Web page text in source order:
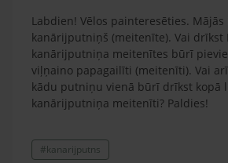
Labdien! Vēlos painteresēties. Mājās
kanārijputniņš (meitenīte). Vai drīkst
kanārijputniņa meitenītes būrī
viļņaino papagailīti (meitenīti). Vai
kādu putniņu vienā būrī drīkst kopā
kanārijputniņa meitenīti? Paldies!
#kanarijputns